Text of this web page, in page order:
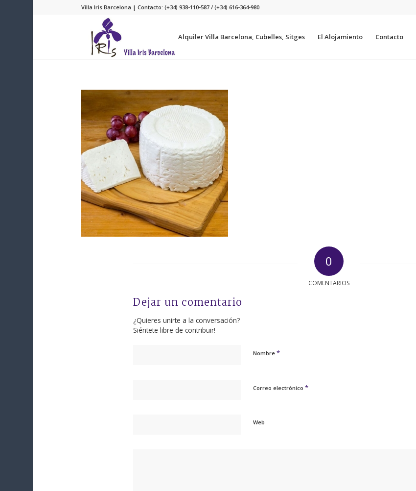
Villa Iris Barcelona | Contacto: (+34) 938-110-587 / (+34) 616-364-980
Alquiler Villa Barcelona, Cubelles, Sitges El Alojamiento Contacto
0
COMENTARIOS
Dejar un comentario
¿Quieres unirte a la conversación?
Siéntete libre de contribuir!
Nombre *
Correo electrónico *
Web